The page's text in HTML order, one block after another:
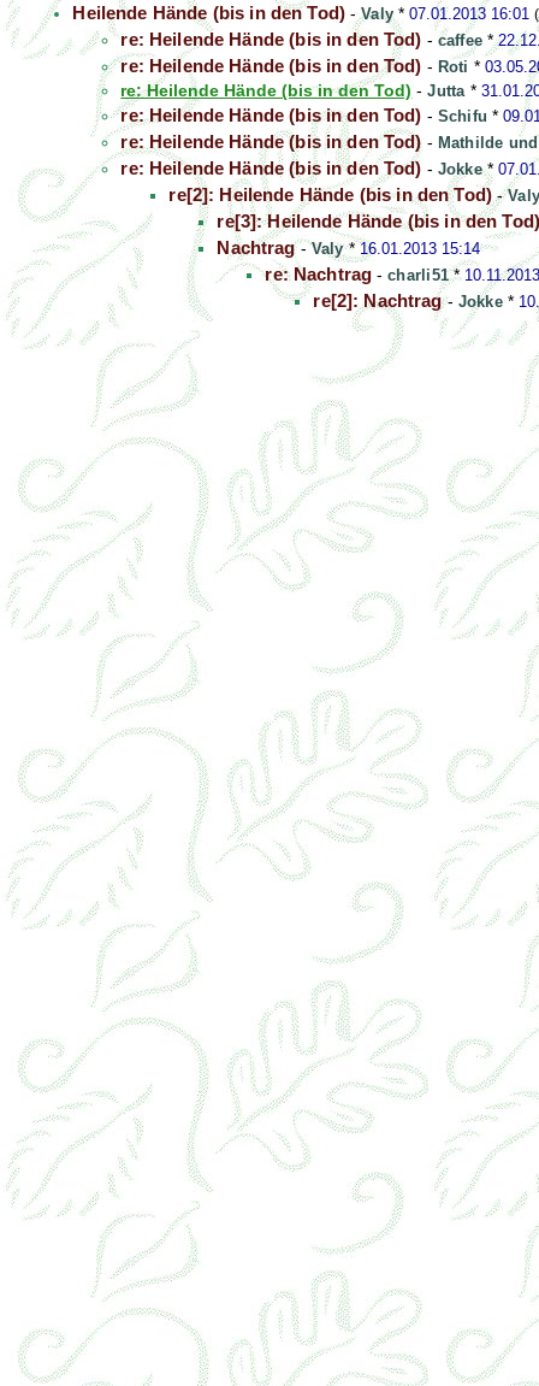
Heilende Hände (bis in den Tod) -Valy*07.01.2013 16:01
re: Heilende Hände (bis in den Tod) - caffee *
re: Heilende Hände (bis in den Tod) - Roti *
re: Heilende Hände (bis in den Tod) -Jutta *
re: Heilende Hände (bis in den Tod) - Schifu *
re: Heilende Hände (bis in den Tod) - Mathilde
re: Heilende Hände (bis in den Tod) - Jokke*
re[2]: Heilende Hände (bis in den Tod) -
re[3]: Heilende Hände (bis in den
Nachtrag-Valy* 16.01.2013 15:14
re: Nachtrag -charli51*
re[2]: Nachtrag- Jokke*